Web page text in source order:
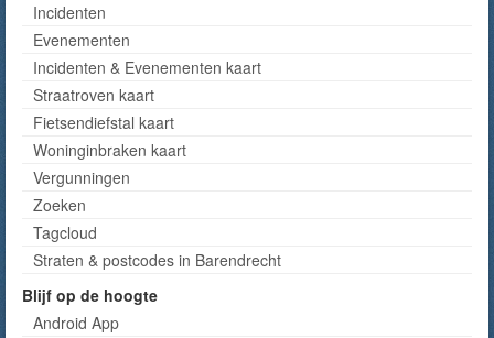
Incidenten
Evenementen
Incidenten & Evenementen kaart
Straatroven kaart
Fietsendiefstal kaart
Woninginbraken kaart
Vergunningen
Zoeken
Tagcloud
Straten & postcodes in Barendrecht
Blijf op de hoogte
Android App